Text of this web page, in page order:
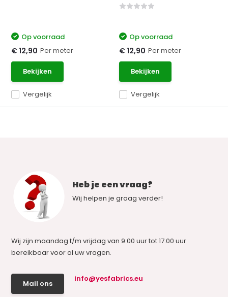
Vergelijk
Op voorraad
€ 12,90 Per meter
Bekijken
Vergelijk
Op voorraad
€ 12,90 Per meter
Bekijken
Heb je een vraag?
Wij helpen je graag verder!
Wij zijn maandag t/m vrijdag van 9.00 uur tot 17.00 uur
bereikbaar voor al uw vragen.
Mail ons
info@yesfabrics.eu